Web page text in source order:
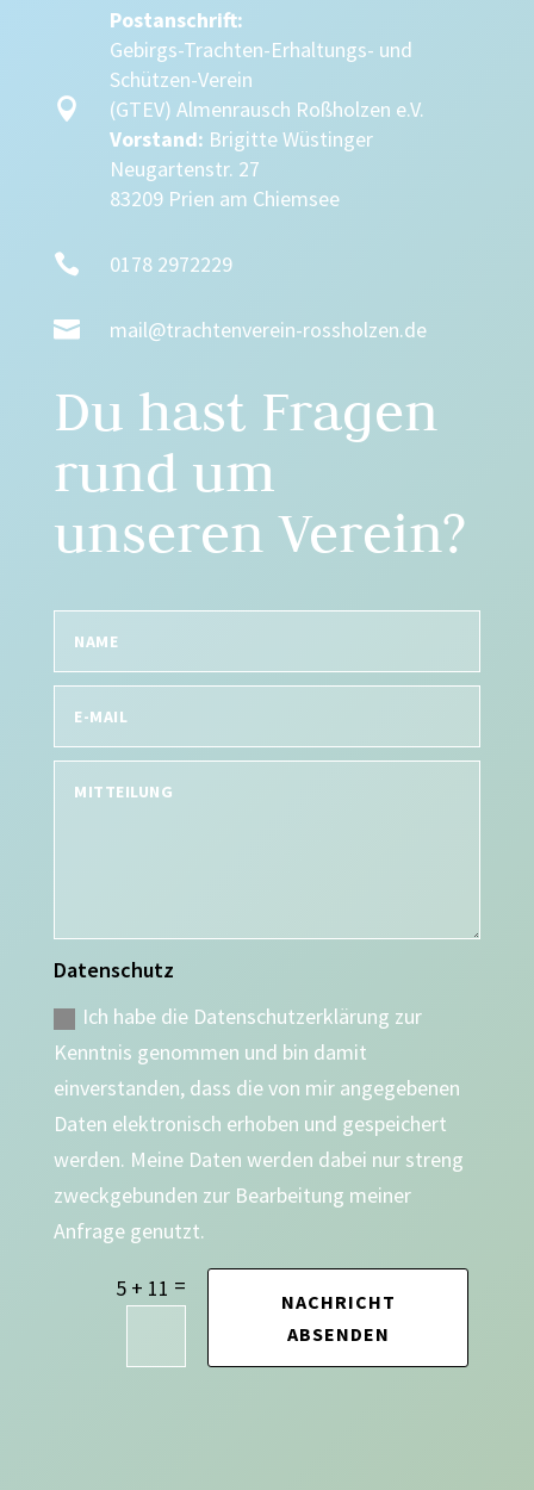

Postanschrift:
Gebirgs-Trachten-Erhaltungs- und
Schützen-Verein
(GTEV) Almenrausch Roßholzen e.V.
Vorstand: Brigitte Wüstinger
Neugartenstr. 27
83209 Prien am Chiemsee
 0178 2972229
 mail@trachtenverein-rossholzen.de
Du hast Fragen
rund um
unseren Verein?
Datenschutz
Ich habe die Datenschutzerklärung zur
Kenntnis genommen und bin damit
einverstanden, dass die von mir angegebenen
Daten elektronisch erhoben und gespeichert
werden. Meine Daten werden dabei nur streng
zweckgebunden zur Bearbeitung meiner
Anfrage genutzt.
5 + 11 =
NACHRICHT
ABSENDEN